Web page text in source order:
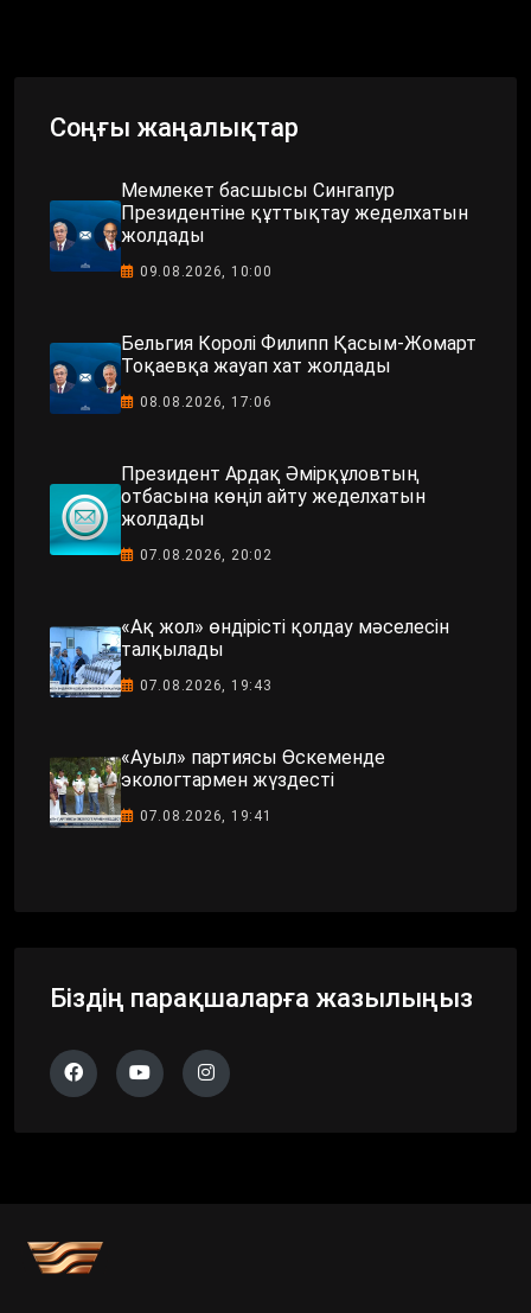
Соңғы жаңалықтар
Мемлекет басшысы Сингапур
Президентіне құттықтау жеделхатын
жолдады
09.08.2026, 10:00
Бельгия Королі Филипп Қасым-Жомарт
Тоқаевқа жауап хат жолдады
08.08.2026, 17:06
Президент Ардақ Әмірқұловтың
отбасына көңіл айту жеделхатын
жолдады
07.08.2026, 20:02
«Ақ жол» өндірісті қолдау мәселесін
талқылады
07.08.2026, 19:43
«Ауыл» партиясы Өскеменде
экологтармен жүздесті
07.08.2026, 19:41
Біздің парақшаларға жазылыңыз